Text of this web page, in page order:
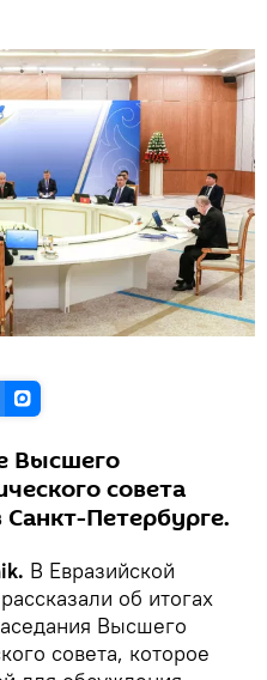
Высшего
совета
Санкт-Петербурге.
В Евразийской
об итогах
Высшего
совета, которое